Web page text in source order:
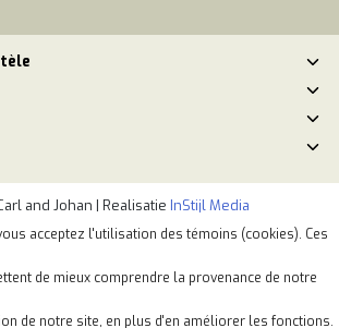
and Johan | Realisatie InStijl Media
de vente|Politique de respect de la vie privéé
acceptez l'utilisation des témoins (cookies). Ces
de mieux comprendre la provenance de notre
de notre site, en plus d'en améliorer les fonctions.